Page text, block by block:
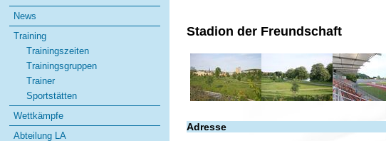
Stadion der Freundschaft
Adresse
Navigation
überspringen
News
Training
Trainingszeiten
Trainingsgruppen
Trainer
Sportstätten
Wettkämpfe
Abteilung LA